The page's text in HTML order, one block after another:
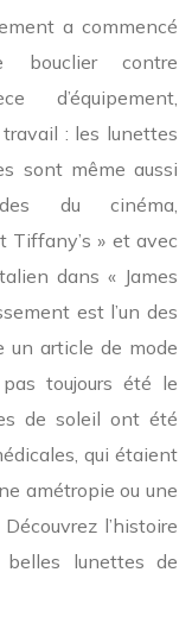
a commencé
contre
d’équipement,
: les lunettes
sont même aussi
du cinéma,
Tiffany’s » et avec
dans « James
est l’un des
un article de mode
toujours été le
de soleil ont été
qui étaient
amétropie ou une
l’histoire
lunettes de